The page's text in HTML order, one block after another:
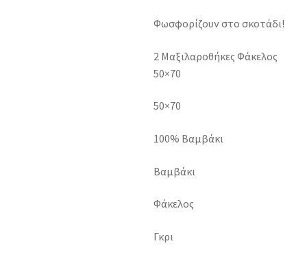
Φωσφορίζουν στο σκοτάδι!
2 Μαξιλαροθήκες Φάκελος
50×70
50×70
100% Βαμβάκι
Βαμβάκι
Φάκελος
Γκρι